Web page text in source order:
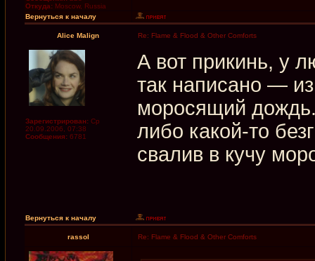
Откуда: Moscow, Russia
Вернуться к началу
Alice Malign Re: Flame & Flood & Other Comforts
Зарегистрирован: Ср
20.09.2006, 07:38
Сообщения: 6781
А вот прикинь, у
так написано —
моросящий
либо какой-то
свалив в кучу
Вернуться к началу
rassol Re: Flame & Flood & Other Comforts